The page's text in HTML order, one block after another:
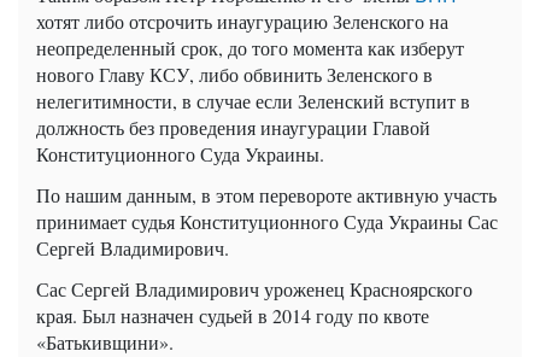
хотят либо отсрочить инаугурацию Зеленского на
неопределенный срок, до того момента как изберут
нового Главу КСУ, либо обвинить Зеленского в
нелегитимности, в случае если Зеленский вступит в
должность без проведения инаугурации Главой
Конституционного Суда Украины.
По нашим данным, в этом перевороте активную участь
принимает судья Конституционного Суда Украины Сас
Сергей Владимирович.
Сас Сергей Владимирович уроженец Красноярского
края. Был назначен судьей в 2014 году по квоте
«Батькивщини».